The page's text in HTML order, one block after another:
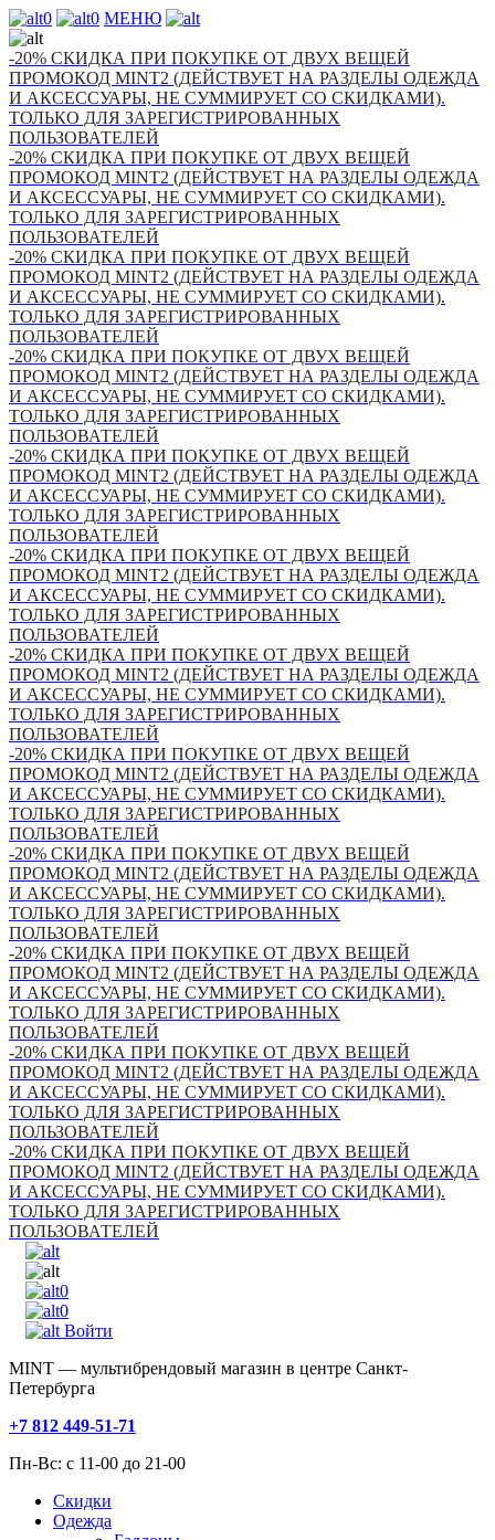
0 0 МЕНЮ
-20% СКИДКА ПРИ ПОКУПКЕ ОТ ДВУХ ВЕЩЕЙ
ПРОМОКОД MINT2 (ДЕЙСТВУЕТ НА РАЗДЕЛЫ ОДЕЖДА
И АКСЕССУАРЫ, НЕ СУММИРУЕТ СО СКИДКАМИ).
ТОЛЬКО ДЛЯ ЗАРЕГИСТРИРОВАННЫХ
ПОЛЬЗОВАТЕЛЕЙ
-20% СКИДКА ПРИ ПОКУПКЕ ОТ ДВУХ ВЕЩЕЙ
ПРОМОКОД MINT2 (ДЕЙСТВУЕТ НА РАЗДЕЛЫ ОДЕЖДА
И АКСЕССУАРЫ, НЕ СУММИРУЕТ СО СКИДКАМИ).
ТОЛЬКО ДЛЯ ЗАРЕГИСТРИРОВАННЫХ
ПОЛЬЗОВАТЕЛЕЙ
-20% СКИДКА ПРИ ПОКУПКЕ ОТ ДВУХ ВЕЩЕЙ
ПРОМОКОД MINT2 (ДЕЙСТВУЕТ НА РАЗДЕЛЫ ОДЕЖДА
И АКСЕССУАРЫ, НЕ СУММИРУЕТ СО СКИДКАМИ).
ТОЛЬКО ДЛЯ ЗАРЕГИСТРИРОВАННЫХ
ПОЛЬЗОВАТЕЛЕЙ
-20% СКИДКА ПРИ ПОКУПКЕ ОТ ДВУХ ВЕЩЕЙ
ПРОМОКОД MINT2 (ДЕЙСТВУЕТ НА РАЗДЕЛЫ ОДЕЖДА
И АКСЕССУАРЫ, НЕ СУММИРУЕТ СО СКИДКАМИ).
ТОЛЬКО ДЛЯ ЗАРЕГИСТРИРОВАННЫХ
ПОЛЬЗОВАТЕЛЕЙ
-20% СКИДКА ПРИ ПОКУПКЕ ОТ ДВУХ ВЕЩЕЙ
ПРОМОКОД MINT2 (ДЕЙСТВУЕТ НА РАЗДЕЛЫ ОДЕЖДА
И АКСЕССУАРЫ, НЕ СУММИРУЕТ СО СКИДКАМИ).
ТОЛЬКО ДЛЯ ЗАРЕГИСТРИРОВАННЫХ
ПОЛЬЗОВАТЕЛЕЙ
-20% СКИДКА ПРИ ПОКУПКЕ ОТ ДВУХ ВЕЩЕЙ
ПРОМОКОД MINT2 (ДЕЙСТВУЕТ НА РАЗДЕЛЫ ОДЕЖДА
И АКСЕССУАРЫ, НЕ СУММИРУЕТ СО СКИДКАМИ).
ТОЛЬКО ДЛЯ ЗАРЕГИСТРИРОВАННЫХ
ПОЛЬЗОВАТЕЛЕЙ
-20% СКИДКА ПРИ ПОКУПКЕ ОТ ДВУХ ВЕЩЕЙ
ПРОМОКОД MINT2 (ДЕЙСТВУЕТ НА РАЗДЕЛЫ ОДЕЖДА
И АКСЕССУАРЫ, НЕ СУММИРУЕТ СО СКИДКАМИ).
ТОЛЬКО ДЛЯ ЗАРЕГИСТРИРОВАННЫХ
ПОЛЬЗОВАТЕЛЕЙ
-20% СКИДКА ПРИ ПОКУПКЕ ОТ ДВУХ ВЕЩЕЙ
ПРОМОКОД MINT2 (ДЕЙСТВУЕТ НА РАЗДЕЛЫ ОДЕЖДА
И АКСЕССУАРЫ, НЕ СУММИРУЕТ СО СКИДКАМИ).
ТОЛЬКО ДЛЯ ЗАРЕГИСТРИРОВАННЫХ
ПОЛЬЗОВАТЕЛЕЙ
-20% СКИДКА ПРИ ПОКУПКЕ ОТ ДВУХ ВЕЩЕЙ
ПРОМОКОД MINT2 (ДЕЙСТВУЕТ НА РАЗДЕЛЫ ОДЕЖДА
И АКСЕССУАРЫ, НЕ СУММИРУЕТ СО СКИДКАМИ).
ТОЛЬКО ДЛЯ ЗАРЕГИСТРИРОВАННЫХ
ПОЛЬЗОВАТЕЛЕЙ
-20% СКИДКА ПРИ ПОКУПКЕ ОТ ДВУХ ВЕЩЕЙ
ПРОМОКОД MINT2 (ДЕЙСТВУЕТ НА РАЗДЕЛЫ ОДЕЖДА
И АКСЕССУАРЫ, НЕ СУММИРУЕТ СО СКИДКАМИ).
ТОЛЬКО ДЛЯ ЗАРЕГИСТРИРОВАННЫХ
ПОЛЬЗОВАТЕЛЕЙ
-20% СКИДКА ПРИ ПОКУПКЕ ОТ ДВУХ ВЕЩЕЙ
ПРОМОКОД MINT2 (ДЕЙСТВУЕТ НА РАЗДЕЛЫ ОДЕЖДА
И АКСЕССУАРЫ, НЕ СУММИРУЕТ СО СКИДКАМИ).
ТОЛЬКО ДЛЯ ЗАРЕГИСТРИРОВАННЫХ
ПОЛЬЗОВАТЕЛЕЙ
-20% СКИДКА ПРИ ПОКУПКЕ ОТ ДВУХ ВЕЩЕЙ
ПРОМОКОД MINT2 (ДЕЙСТВУЕТ НА РАЗДЕЛЫ ОДЕЖДА
И АКСЕССУАРЫ, НЕ СУММИРУЕТ СО СКИДКАМИ).
ТОЛЬКО ДЛЯ ЗАРЕГИСТРИРОВАННЫХ
ПОЛЬЗОВАТЕЛЕЙ
0
0
Войти
MINT — мультибрендовый магазин в центре Санкт-
Петербурга
+7 812 449-51-71
Пн-Вс: с 11-00 до 21-00
Скидки
Одежда